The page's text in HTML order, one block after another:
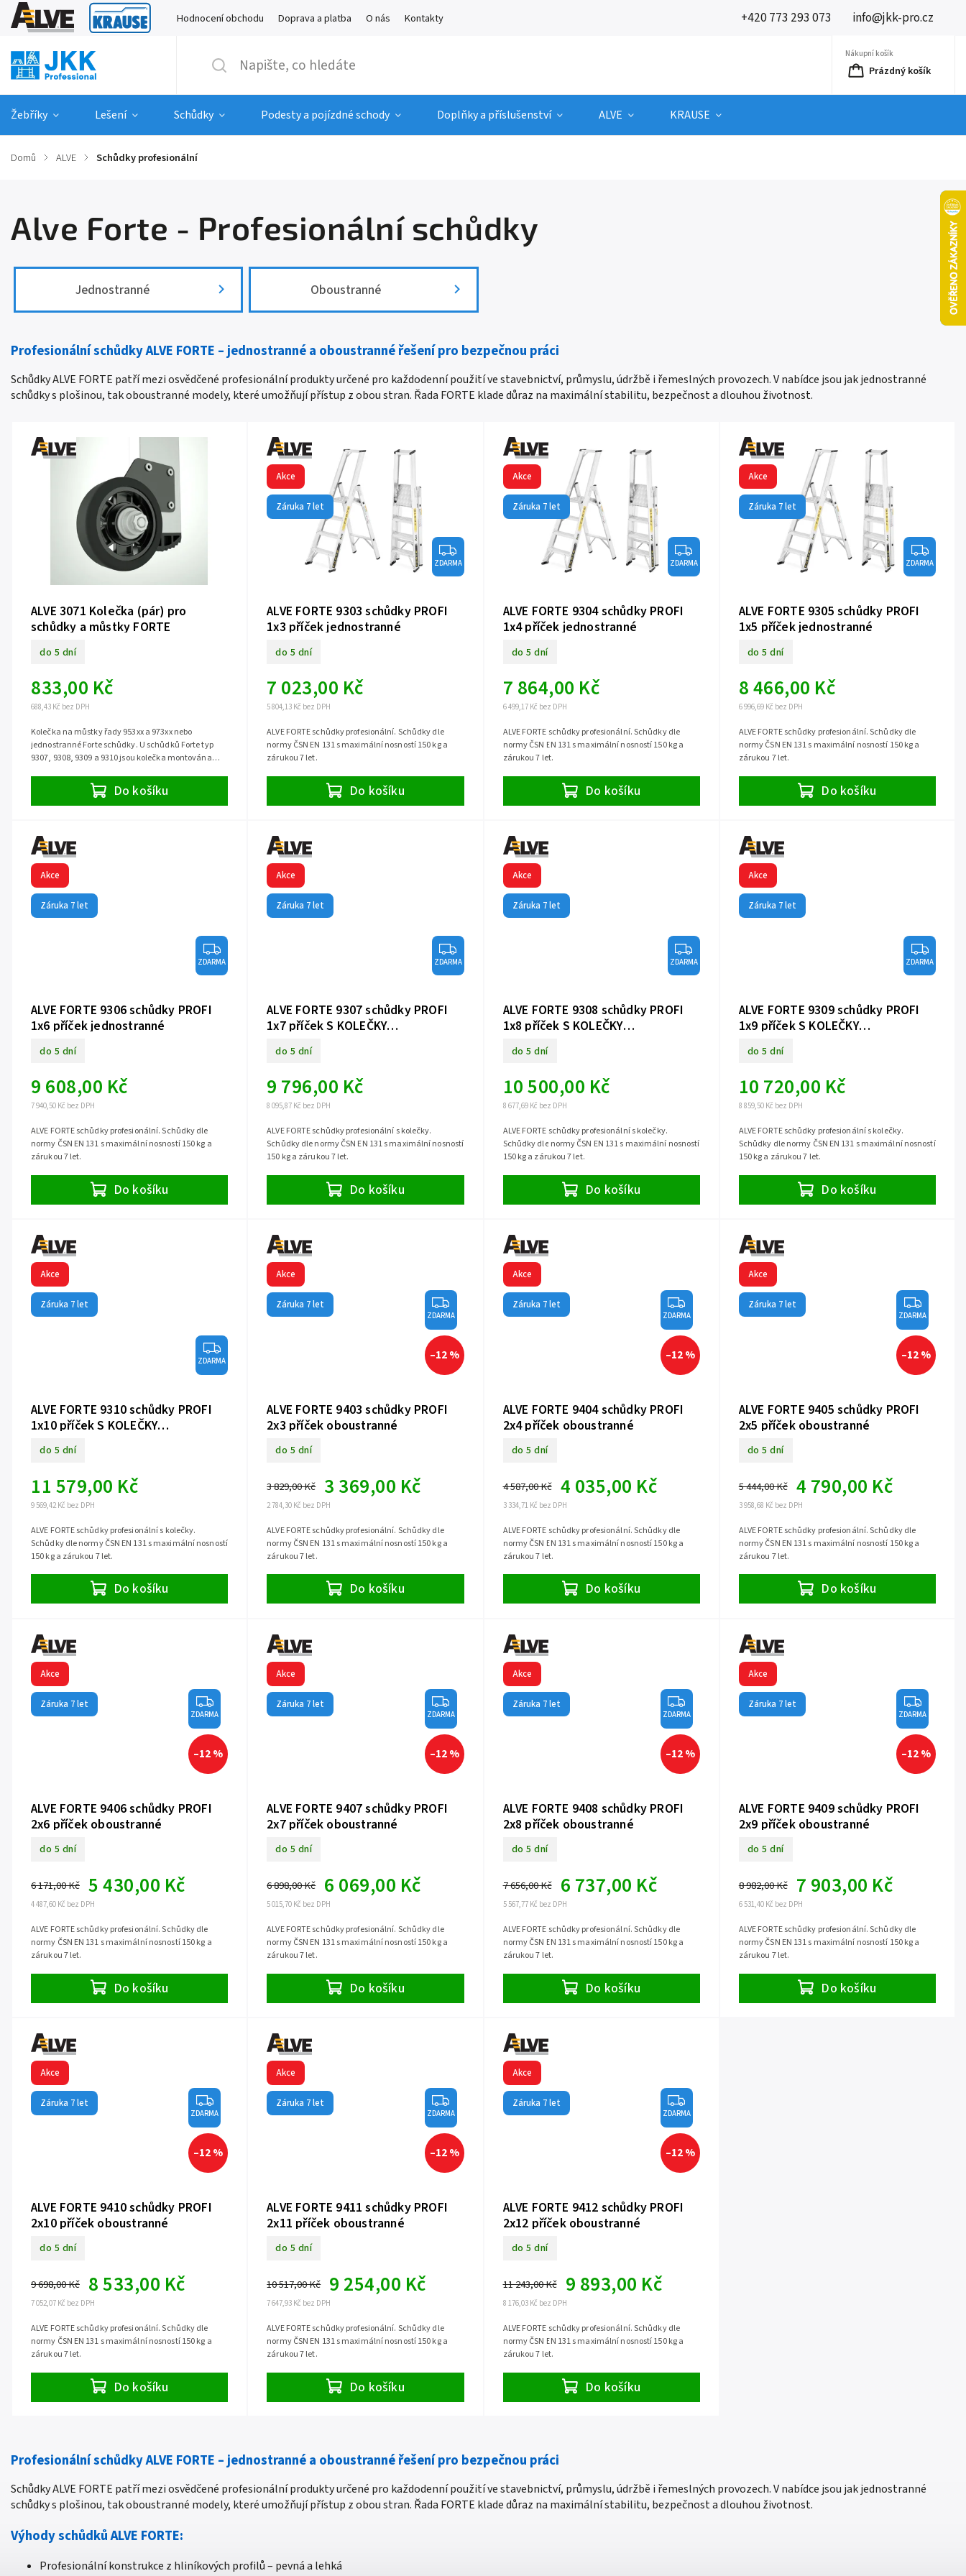
+420 773 293 073 info@jkk-pro.cz
Hodnocení obchodu Doprava a platba O nás Kontakty
Nákupní košík
Prázdný košík
Žebříky Lešení Schůdky Podesty a pojízdné schody Doplňky a příslušenství ALVE KRAUSE
Domů / ALVE / Schůdky profesionální
Alve Forte - Profesionální schůdky
Jednostranné Oboustranné
Profesionální schůdky ALVE FORTE – jednostranné a oboustranné řešení pro bezpečnou práci
Schůdky ALVE FORTE patří mezi osvědčené profesionální produkty určené pro každodenní použití ve stavebnictví, průmyslu, údržbě i řemeslných provozech. V nabídce jsou jak jednostranné
schůdky s plošinou, tak oboustranné modely, které umožňují přístup z obou stran. Řada FORTE klade důraz na maximální stabilitu, bezpečnost a dlouhou životnost.
ALVE 3071 Kolečka (pár) pro
schůdky a můstky FORTE
do 5 dní
688,43 Kč bez DPH
833,00 Kč
Do košíku
Kolečka na můstky řady 953xx a 973xx nebo
jednostranné Forte schůdky. U schůdků Forte typ
9307, 9308, 9309 a 9310 jsou kolečka montována
Akce
Záruka 7 let
ZDARMA
ALVE FORTE 9303 schůdky PROFI
1x3 příček jednostranné
do 5 dní
5 804,13 Kč bez DPH
7 023,00 Kč
Do košíku
ALVE FORTE schůdky profesionální. Schůdky dle
normy ČSN EN 131 s maximální nosností 150 kg a
zárukou 7 let.
Akce
Záruka 7 let
ZDARMA
ALVE FORTE 9304 schůdky PROFI
1x4 příček jednostranné
do 5 dní
6 499,17 Kč bez DPH
7 864,00 Kč
Do košíku
ALVE FORTE schůdky profesionální. Schůdky dle
normy ČSN EN 131 s maximální nosností 150 kg a
zárukou 7 let.
Akce
Záruka 7 let
ZDARMA
ALVE FORTE 9305 schůdky PROFI
1x5 příček jednostranné
do 5 dní
6 996,69 Kč bez DPH
8 466,00 Kč
Do košíku
ALVE FORTE schůdky profesionální. Schůdky dle
normy ČSN EN 131 s maximální nosností 150 kg a
zárukou 7 let.
Akce
Záruka 7 let
ZDARMA
ALVE FORTE 9306 schůdky PROFI
1x6 příček jednostranné
do 5 dní
7 940,50 Kč bez DPH
9 608,00 Kč
Do košíku
ALVE FORTE schůdky profesionální. Schůdky dle
normy ČSN EN 131 s maximální nosností 150 kg a
zárukou 7 let.
Akce
Záruka 7 let
ZDARMA
ALVE FORTE 9307 schůdky PROFI
1x7 příček S KOLEČKY
jednostranné
do 5 dní
8 095,87 Kč bez DPH
9 796,00 Kč
Do košíku
ALVE FORTE schůdky profesionální s kolečky.
Schůdky dle normy ČSN EN 131 s maximální nosností
150 kg a zárukou 7 let.
Akce
Záruka 7 let
ZDARMA
ALVE FORTE 9308 schůdky PROFI
1x8 příček S KOLEČKY
jednostranné
do 5 dní
8 677,69 Kč bez DPH
10 500,00 Kč
Do košíku
ALVE FORTE schůdky profesionální s kolečky.
Schůdky dle normy ČSN EN 131 s maximální nosností
150 kg a zárukou 7 let.
Akce
Záruka 7 let
ZDARMA
ALVE FORTE 9309 schůdky PROFI
1x9 příček S KOLEČKY
jednostranné
do 5 dní
8 859,50 Kč bez DPH
10 720,00 Kč
Do košíku
ALVE FORTE schůdky profesionální s kolečky.
Schůdky dle normy ČSN EN 131 s maximální nosností
150 kg a zárukou 7 let.
Akce
Záruka 7 let
ZDARMA
ALVE FORTE 9310 schůdky PROFI
1x10 příček S KOLEČKY
jednostranné
do 5 dní
9 569,42 Kč bez DPH
11 579,00 Kč
Do košíku
ALVE FORTE schůdky profesionální s kolečky.
Schůdky dle normy ČSN EN 131 s maximální nosností
150 kg a zárukou 7 let.
Akce
Záruka 7 let
ZDARMA
–12 %
ALVE FORTE 9403 schůdky PROFI
2x3 příček oboustranné
do 5 dní
2 784,30 Kč bez DPH
3 829,00 Kč 3 369,00 Kč
Do košíku
ALVE FORTE schůdky profesionální. Schůdky dle
normy ČSN EN 131 s maximální nosností 150 kg a
zárukou 7 let.
Akce
Záruka 7 let
ZDARMA
–12 %
ALVE FORTE 9404 schůdky PROFI
2x4 příček oboustranné
do 5 dní
3 334,71 Kč bez DPH
4 587,00 Kč 4 035,00 Kč
Do košíku
ALVE FORTE schůdky profesionální. Schůdky dle
normy ČSN EN 131 s maximální nosností 150 kg a
zárukou 7 let.
Akce
Záruka 7 let
ZDARMA
–12 %
ALVE FORTE 9405 schůdky PROFI
2x5 příček oboustranné
do 5 dní
3 958,68 Kč bez DPH
5 444,00 Kč 4 790,00 Kč
Do košíku
ALVE FORTE schůdky profesionální. Schůdky dle
normy ČSN EN 131 s maximální nosností 150 kg a
zárukou 7 let.
Akce
Záruka 7 let
ZDARMA
–12 %
ALVE FORTE 9406 schůdky PROFI
2x6 příček oboustranné
do 5 dní
4 487,60 Kč bez DPH
6 171,00 Kč 5 430,00 Kč
Do košíku
ALVE FORTE schůdky profesionální. Schůdky dle
normy ČSN EN 131 s maximální nosností 150 kg a
zárukou 7 let.
Akce
Záruka 7 let
ZDARMA
–12 %
ALVE FORTE 9407 schůdky PROFI
2x7 příček oboustranné
do 5 dní
5 015,70 Kč bez DPH
6 898,00 Kč 6 069,00 Kč
Do košíku
ALVE FORTE schůdky profesionální. Schůdky dle
normy ČSN EN 131 s maximální nosností 150 kg a
zárukou 7 let.
Akce
Záruka 7 let
ZDARMA
–12 %
ALVE FORTE 9408 schůdky PROFI
2x8 příček oboustranné
do 5 dní
5 567,77 Kč bez DPH
7 656,00 Kč 6 737,00 Kč
Do košíku
ALVE FORTE schůdky profesionální. Schůdky dle
normy ČSN EN 131 s maximální nosností 150 kg a
zárukou 7 let.
Akce
Záruka 7 let
ZDARMA
–12 %
ALVE FORTE 9409 schůdky PROFI
2x9 příček oboustranné
do 5 dní
6 531,40 Kč bez DPH
8 982,00 Kč 7 903,00 Kč
Do košíku
ALVE FORTE schůdky profesionální. Schůdky dle
normy ČSN EN 131 s maximální nosností 150 kg a
zárukou 7 let.
Akce
Záruka 7 let
ZDARMA
–12 %
ALVE FORTE 9410 schůdky PROFI
2x10 příček oboustranné
do 5 dní
7 052,07 Kč bez DPH
9 698,00 Kč 8 533,00 Kč
Do košíku
ALVE FORTE schůdky profesionální. Schůdky dle
normy ČSN EN 131 s maximální nosností 150 kg a
zárukou 7 let.
Akce
Záruka 7 let
ZDARMA
–12 %
ALVE FORTE 9411 schůdky PROFI
2x11 příček oboustranné
do 5 dní
7 647,93 Kč bez DPH
10 517,00 Kč 9 254,00 Kč
Do košíku
ALVE FORTE schůdky profesionální. Schůdky dle
normy ČSN EN 131 s maximální nosností 150 kg a
zárukou 7 let.
Akce
Záruka 7 let
ZDARMA
–12 %
ALVE FORTE 9412 schůdky PROFI
2x12 příček oboustranné
do 5 dní
8 176,03 Kč bez DPH
11 243,00 Kč 9 893,00 Kč
Do košíku
ALVE FORTE schůdky profesionální. Schůdky dle
normy ČSN EN 131 s maximální nosností 150 kg a
zárukou 7 let.
Profesionální schůdky ALVE FORTE – jednostranné a oboustranné řešení pro bezpečnou práci
Schůdky ALVE FORTE patří mezi osvědčené profesionální produkty určené pro každodenní použití ve stavebnictví, průmyslu, údržbě i řemeslných provozech. V nabídce jsou jak jednostranné
schůdky s plošinou, tak oboustranné modely, které umožňují přístup z obou stran. Řada FORTE klade důraz na maximální stabilitu, bezpečnost a dlouhou životnost.
Výhody schůdků ALVE FORTE:
Profesionální konstrukce z hliníkových profilů – pevná a lehká